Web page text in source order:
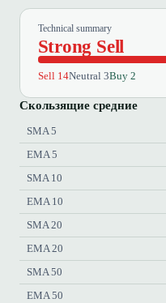
Technical summary
Strong Sell
Sell 14Neutral 3Buy 2
Скользящие средние
SMA 5
EMA 5
SMA 10
EMA 10
SMA 20
EMA 20
SMA 50
EMA 50